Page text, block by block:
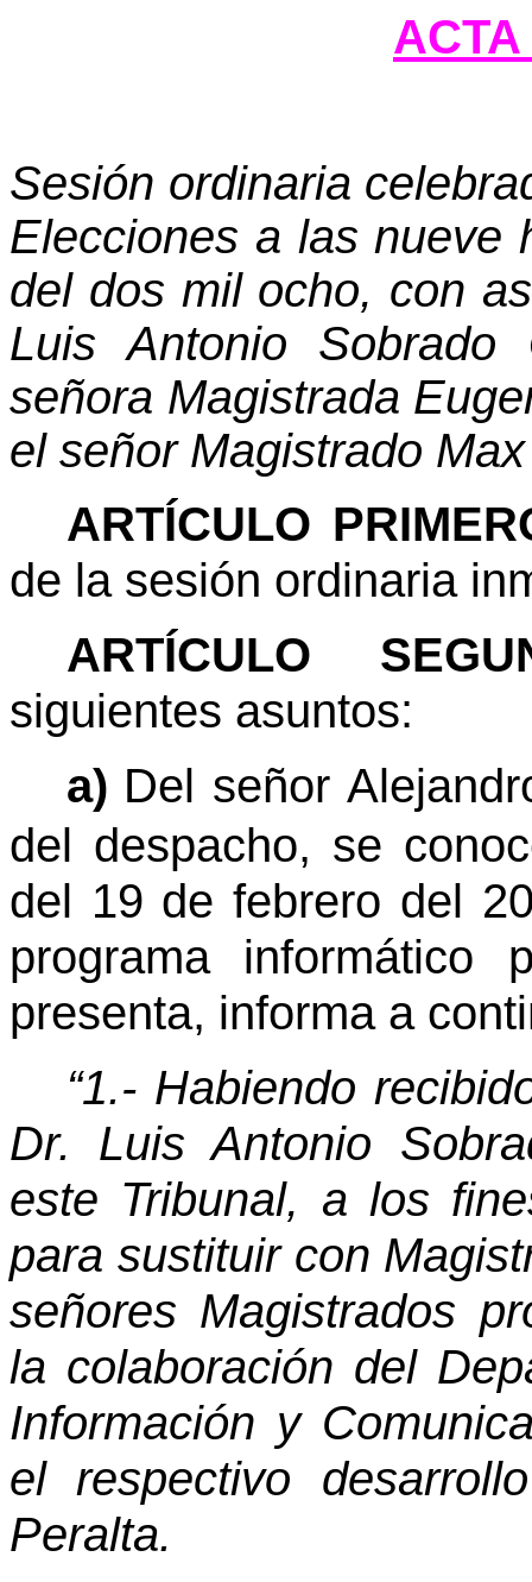
ACTA
Sesión ordinaria
Elecciones a las nueve
del dos mil ocho, con
Luis Antonio Sobrado
señora Magistrada
el señor Magistrado
ARTÍCULO
de la sesión ordinaria
ARTÍCULO
siguientes asuntos:
a) Del señor
del despacho, se
del 19 de febrero del
programa informático
presenta, informa a
“1.- Habiendo
Dr. Luis Antonio
este Tribunal, a los
para sustituir con
señores Magistrados
la colaboración del
Información y
el respectivo
Peralta.